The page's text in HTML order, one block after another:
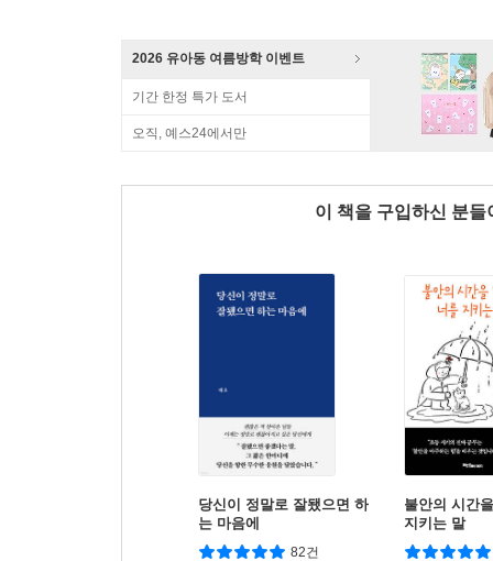
2026 유아동 여름방학 이벤트
기간 한정 특가 도서
오직, 예스24에서만
이 책을 구입하신 분
당신이 정말로 잘됐으면 하
는 마음에
82건
불안의 시간
지키는 말